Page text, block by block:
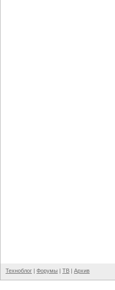
Техноблог | Форумы | ТВ | Архив